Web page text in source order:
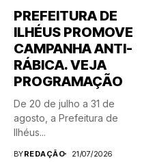
PREFEITURA DE
ILHÉUS PROMOVE
CAMPANHA ANTI-
RÁBICA. VEJA
PROGRAMAÇÃO
De 20 de julho a 31 de
agosto, a Prefeitura de
Ilhéus...
BYREDAÇÃO 21/07/2026